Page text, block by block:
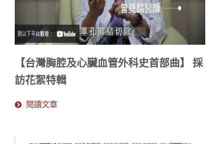
【台灣胸腔及心臟血管外科史首部曲】 採
訪花絮特輯
閱讀文章